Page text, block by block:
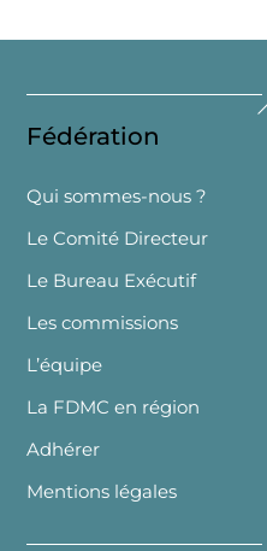
Fédération
Qui sommes-nous ?
Le Comité Directeur
Le Bureau Exécutif
Les commissions
L’équipe
La FDMC en région
Adhérer
Mentions légales